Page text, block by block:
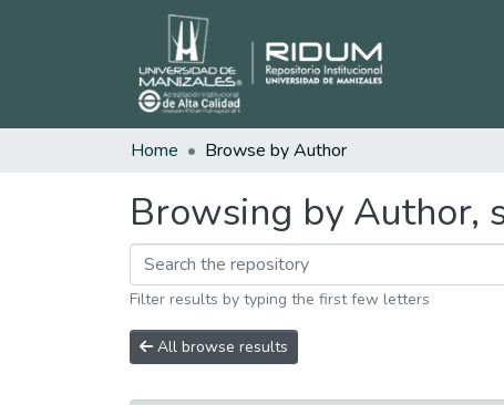
Home Browse by Author
Browsing by Author,
Filter results by typing the first few letters
All browse results